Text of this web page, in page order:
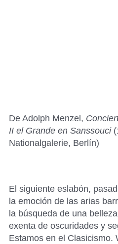
De Adolph Menzel,
II el Grande en Sanssouci
Nationalgalerie, Berlín)
El siguiente eslabón,
la emoción de las arias
la búsqueda de una
exenta de oscuridades y
Estamos en el Clasicismo.